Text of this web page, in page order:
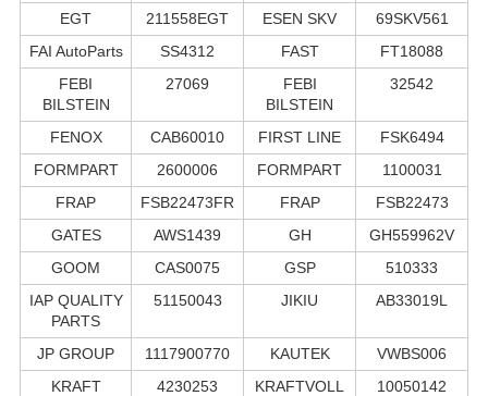
EGT 211558EGT ESEN SKV
69SKV561
FAI AutoParts
SS4312 FAST
FT18088
FEBI
BILSTEIN
27069
FEBI
BILSTEIN
32542
FENOX CAB60010 FIRST LINE
FSK6494
FORMPART
2600006 FORMPART
1100031
FRAP
FSB22473FR FRAP
FSB22473
GATES
AWS1439 GH
GH559962V
GOOM
CAS0075 GSP
510333
IAP QUALITY
PARTS
51150043 JIKIU AB33019L
JP GROUP 1117900770 KAUTEK
VWBS006
KRAFT
4230253
KRAFTVOLL
10050142